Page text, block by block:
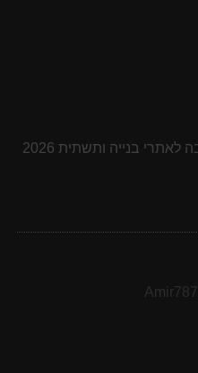
בנייה ותשתית 2026